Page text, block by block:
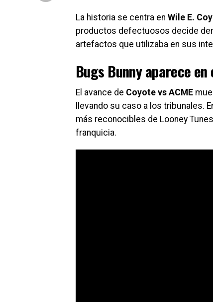
La historia se centra en Wile E.
productos defectuosos decide
artefactos que utilizaba en sus
Bugs Bunny aparece
El avance de Coyote vs ACME
llevando su caso a los tribunales.
más reconocibles de Looney
franquicia.